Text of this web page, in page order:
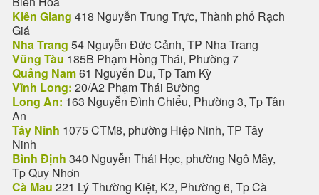
Kiên Giang 418 Nguyễn Trung Trực, Thành phố Rạch
Giá
Nha Trang 54 Nguyễn Đức Cảnh, TP Nha Trang
Vũng Tàu 185B Phạm Hồng Thái, Phường 7
Quảng Nam61 Nguyễn Du, Tp Tam Kỳ
Vĩnh Long: 20/A2 Phạm Thái Bường
Long An: 163 Nguyễn Đình Chiểu, Phường 3, Tp Tân
An
Tây Ninh 1075 CTM8, phường Hiệp Ninh, TP Tây
Ninh
Bình Định 340 Nguyễn Thái Học, phường Ngô Mây,
Tp Quy Nhơn
Cà Mau 221 Lý Thường Kiệt, K2, Phường 6, Tp Cà